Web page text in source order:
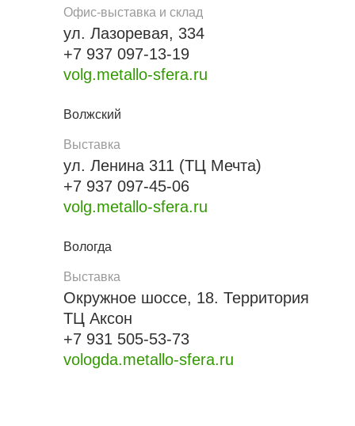
Офис-выставка и склад
ул. Лазоревая, 334
+7 937 097-13-19
volg.metallo-sfera.ru
Волжский
Выставка
ул. Ленина 311 (ТЦ Мечта)
+7 937 097-45-06
volg.metallo-sfera.ru
Вологда
Выставка
Окружное шоссе, 18. Территория
ТЦ Аксон
+7 931 505-53-73
vologda.metallo-sfera.ru